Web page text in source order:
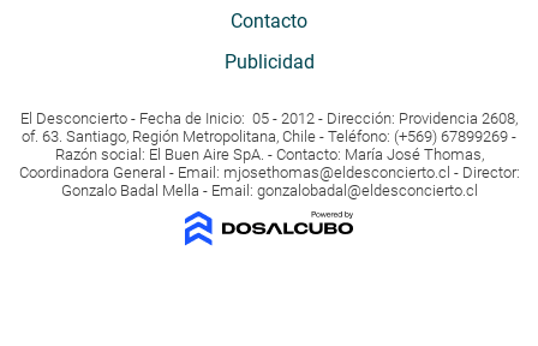
Contacto
Publicidad
El Desconcierto - Fecha de Inicio: 05 - 2012 - Dirección: Providencia 2608,
of. 63. Santiago, Región Metropolitana, Chile - Teléfono: (+569) 67899269 -
Razón social: El Buen Aire SpA. - Contacto: María José Thomas,
Coordinadora General - Email: mjosethomas@eldesconcierto.cl - Director:
Gonzalo Badal Mella - Email: gonzalobadal@eldesconcierto.cl